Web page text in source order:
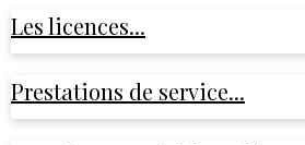
Les licences...
Prestations de service...